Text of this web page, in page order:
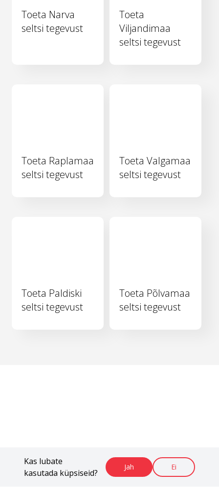
Kas lubate
kasutada küpsiseid?
Jah Ei
Toeta Narva
seltsi tegevust
Toeta
Viljandimaa
seltsi tegevust
Toeta Raplamaa
seltsi tegevust
Toeta Valgamaa
seltsi tegevust
Toeta Paldiski
seltsi tegevust
Toeta Põlvamaa
seltsi tegevust